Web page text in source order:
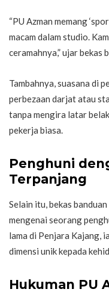
“PU Azman memang
macam dalam studio.
ceramahnya,” ujar bekas
Tambahnya, suasana di
perbezaan darjat atau
tanpa mengira latar
pekerja biasa.
Penghuni
Terpanjang
Selain itu, bekas
mengenai seorang
lama di Penjara Kajang,
dimensi unik kepada
Hukuman PU